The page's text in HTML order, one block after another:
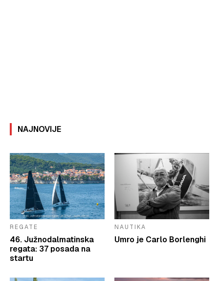
NAJNOVIJE
REGATE
46. Južnodalmatinska
regata: 37 posada na
startu
NAUTIKA
Umro je Carlo Borlenghi